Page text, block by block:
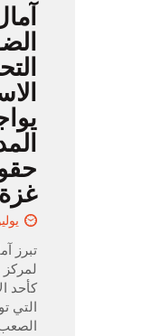
يوليو 26,
تبرز
كأحد
التي